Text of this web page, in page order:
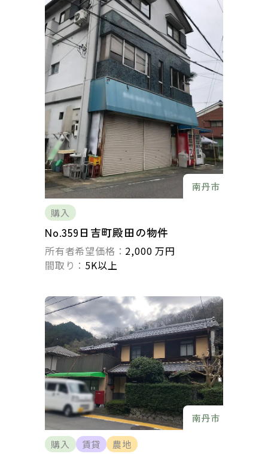
南丹市
購入
No.359日吉町殿田の物件
所有者希望価格： 2,000 万円
間取り： 5K以上
南丹市
購入 賃貸 農地